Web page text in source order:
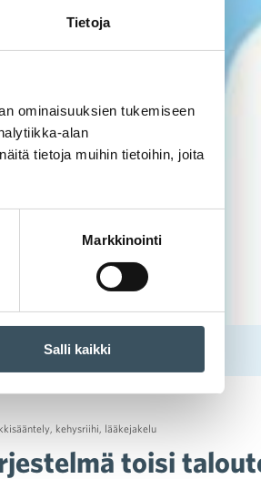
Tietoja
ominaisuuksien tukemiseen
alan
tietoja muihin tietoihin, joita
Markkinointi
Salli kaikki
euron säästöt
kehysriihi lääkejakelu
toisi